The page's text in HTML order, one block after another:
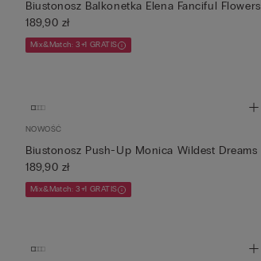
Biustonosz Balkonetka Elena Fanciful Flowers
189,90 zł
Mix&Match: 3+1 GRATIS
NOWOŚĆ
Biustonosz Push-Up Monica Wildest Dreams
189,90 zł
Mix&Match: 3+1 GRATIS